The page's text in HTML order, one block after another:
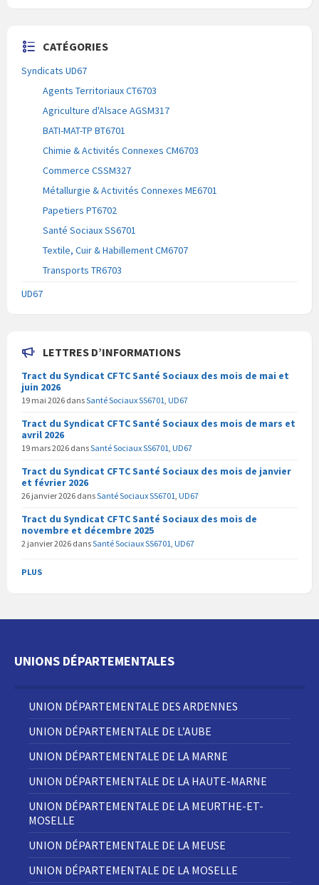
CATÉGORIES
Syndicats UD67
Agents Territoriaux CT6703
Agriculture d'Alsace AGSM317
BATI-MAT-TP BT6701
Chimie & Activités Connexes CM6703
Commerce CSSM327
Métallurgie & Activités Connexes ME6701
Papetiers PT6702
Santé Sociaux SS6701
Textile, Cuir & Habillement CM6707
Transports TR6703
UD67
LETTRES D’INFORMATIONS
Tract du Syndicat CFTC Santé Sociaux des mois de mai et
juin 2026
19 mai 2026 dansSanté Sociaux SS6701 UD67
Tract du Syndicat CFTC Santé Sociaux des mois de mars et
avril 2026
19 mars 2026 dansSanté Sociaux SS6701 UD67
Tract du Syndicat CFTC Santé Sociaux des mois de janvier
et février 2026
26 janvier 2026 dansSanté Sociaux SS6701 UD67
Tract du Syndicat CFTC Santé Sociaux des mois de
novembre et décembre 2025
2 janvier 2026 dansSanté Sociaux SS6701 UD67
PLUS
UNIONS DÉPARTEMENTALES
UNION DÉPARTEMENTALE DES ARDENNES
UNION DÉPARTEMENTALE DE L’AUBE
UNION DÉPARTEMENTALE DE LA MARNE
UNION DÉPARTEMENTALE DE LA HAUTE-MARNE
UNION DÉPARTEMENTALE DE LA MEURTHE-ET-
MOSELLE
UNION DÉPARTEMENTALE DE LA MEUSE
UNION DÉPARTEMENTALE DE LA MOSELLE